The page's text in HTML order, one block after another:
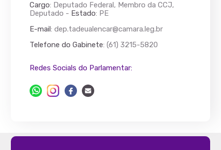
Cargo: Deputado Federal, Membro da CCJ,
Deputado - Estado: PE
E-mail:dep.tadeualencar@camara.leg.br
Telefone do Gabinete: (61) 3215-5820
Redes Socials do Parlamentar: